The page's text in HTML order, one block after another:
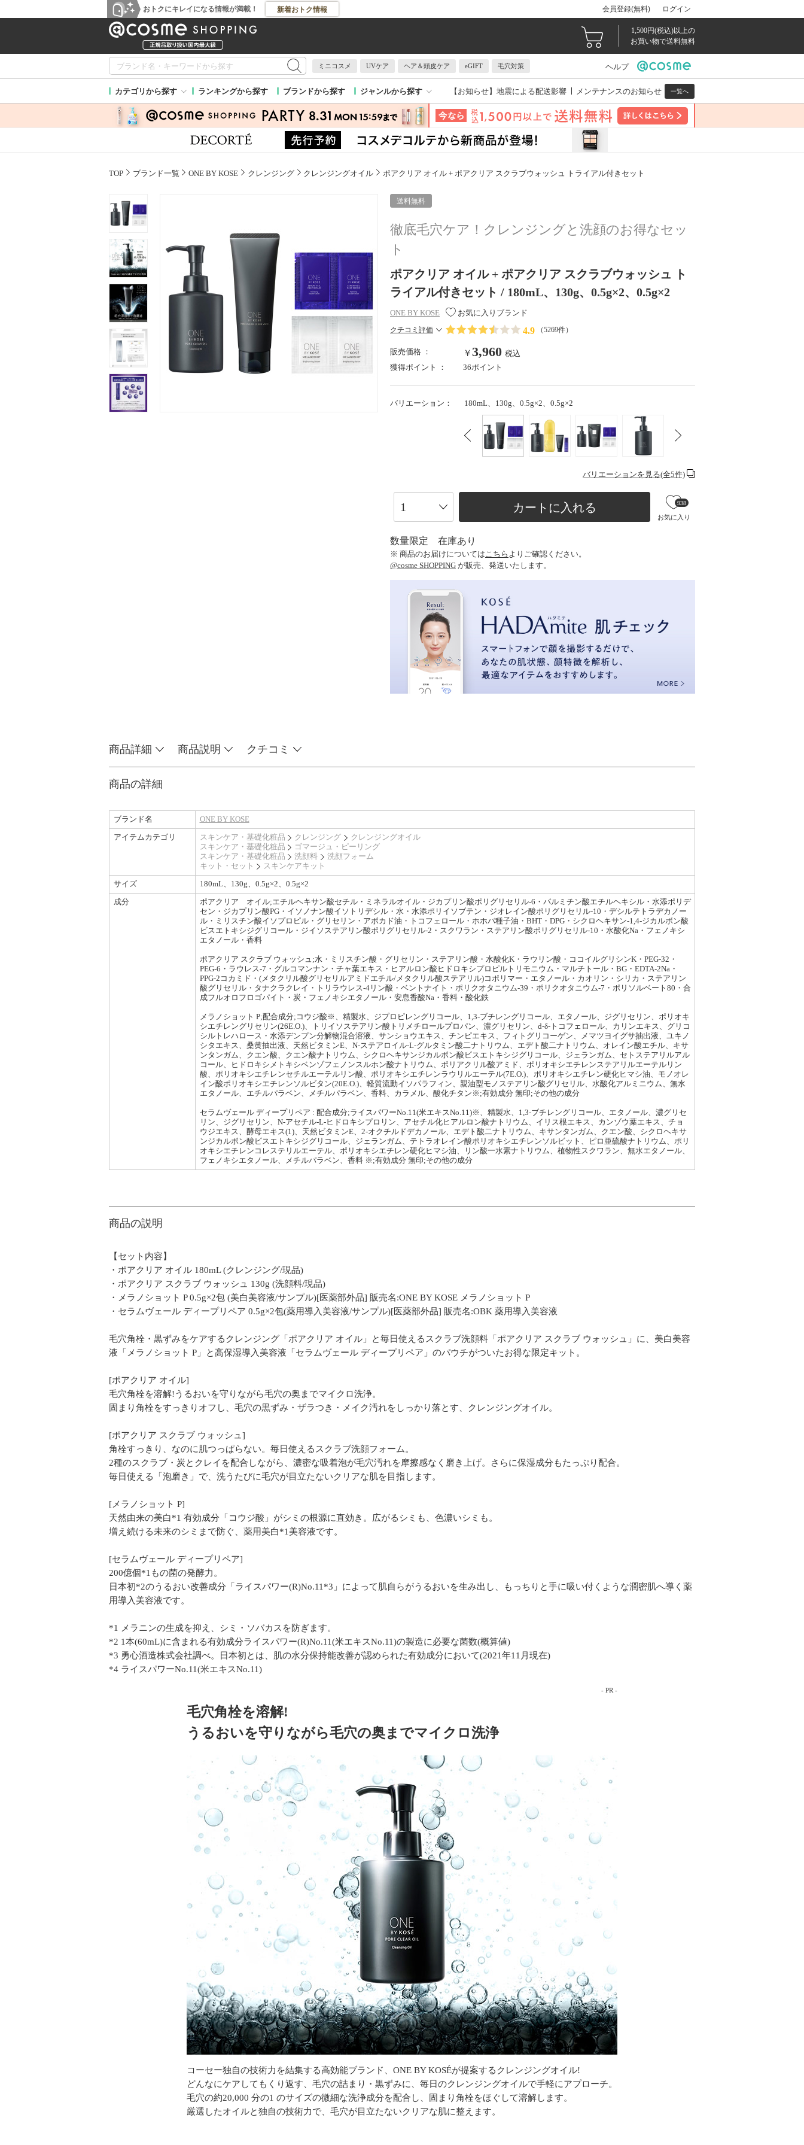
おトクにキレイになる情報が満載！ 新着おトク情報 会員登録(無料) ログイン
1,500円(税込)以上の
お買い物で送料無料
ミニコスメ UVケア ヘア＆頭皮ケア eGIFT 毛穴対策 ヘルプ
カテゴリから探す ランキングから探す ブランドから探す ジャンルから探す 【お知らせ】 地震による配送影響 メンテナンスのお知らせ 一覧へ
TOP ブランド一覧 ONE BY KOSE クレンジング クレンジングオイル ポアクリア オイル + ポアクリア スクラブウォッシュ トライアル付きセット
送料無料
徹底毛穴ケア！クレンジングと洗顔のお得なセッ
ト
ポアクリア オイル + ポアクリア スクラブウォッシュ ト
ライアル付きセット / 180mL、130g、0.5g×2、0.5g×2
ONE BY KOSE お気に入りブランド
クチコミ評価 4.9 （5269件）
販売価格 ： ￥3,960 税込
獲得ポイント ：
36ポイント
バリエーション： 180mL、130g、0.5g×2、0.5g×2
バリエーションを見る(全5件)
カートに入れる
お気に入り
938
数量限定 在庫あり
※ 商品のお届けについては こちら よりご確認ください。
@cosme SHOPPING が販売、発送いたします。
商品詳細 商品説明 クチコミ
商品の詳細
ブランド名
ONE BY KOSE
アイテムカテゴリ
スキンケア・基礎化粧品 クレンジング
クレンジングオイル
スキンケア・基礎化粧品
ゴマージュ・ピーリング
スキンケア・基礎化粧品
洗顔料
洗顔フォーム
キット・セット
スキンケアキット
サイズ
180mL、130g、0.5g×2、0.5g×2
成分
ポアクリア オイル;エチルヘキサン酸セチル・ミネラルオイル・ジカプリン酸ポリグリセリル-6・パルミチン酸エチルヘキシル・水添ポリデ
セン・ジカプリン酸PG・イソノナン酸イソトリデシル・水・水添ポリイソブテン・ジオレイン酸ポリグリセリル-10・デシルテトラデカノー
ル・ミリスチン酸イソプロピル・グリセリン・アボカド油・トコフェロール・ホホバ種子油・BHT・DPG・シクロヘキサン-1,4-ジカルボン酸
ビスエトキシジグリコール・ジイソステアリン酸ポリグリセリル-2・スクワラン・ステアリン酸ポリグリセリル-10・水酸化Na・フェノキシ
エタノール・香料
ポアクリア スクラブ ウォッシュ;水・ミリスチン酸・グリセリン・ステアリン酸・水酸化K・ラウリン酸・ココイルグリシンK・PEG-32・
PEG-6・ラウレス-7・グルコマンナン・チャ葉エキス・ヒアルロン酸ヒドロキシプロピルトリモニウム・マルチトール・BG・EDTA-2Na・
PPG-2コカミド・(メタクリル酸グリセリルアミドエチル/メタクリル酸ステアリル)コポリマー・エタノール・カオリン・シリカ・ステアリン
酸グリセリル・タナクラクレイ・トリラウレス-4リン酸・ベントナイト・ポリクオタニウム-39・ポリクオタニウム-7・ポリソルベート80・合
成フルオロフロゴパイト・炭・フェノキシエタノール・安息香酸Na・香料・酸化鉄
メラノショット P;配合成分;コウジ酸※、精製水、ジプロピレングリコール、1,3-ブチレングリコール、エタノール、ジグリセリン、ポリオキ
シエチレングリセリン(26E.O.)、トリイソステアリン酸トリメチロールプロパン、濃グリセリン、d-δ-トコフェロール、カリンエキス、グリコ
シルトレハロース・水添デンプン分解物混合溶液、サンショウエキス、チンピエキス、フィトグリコーゲン、メマツヨイグサ抽出液、ユキノ
シタエキス、桑黄抽出液、天然ビタミンE、N-ステアロイル-L-グルタミン酸二ナトリウム、エデト酸二ナトリウム、オレイン酸エチル、キサ
ンタンガム、クエン酸、クエン酸ナトリウム、シクロヘキサンジカルボン酸ビスエトキシジグリコール、ジェランガム、セトステアリルアル
コール、ヒドロキシメトキシベンゾフェノンスルホン酸ナトリウム、ポリアクリル酸アミド、ポリオキシエチレンステアリルエーテルリン
酸、ポリオキシエチレンセチルエーテルリン酸、ポリオキシエチレンラウリルエーテル(7E.O.)、ポリオキシエチレン硬化ヒマシ油、モノオレ
イン酸ポリオキシエチレンソルビタン(20E.O.)、軽質流動イソパラフィン、親油型モノステアリン酸グリセリル、水酸化アルミニウム、無水
エタノール、エチルパラベン、メチルパラベン、香料、カラメル、酸化チタン※;有効成分 無印;その他の成分
セラムヴェール ディープリペア : 配合成分;ライスパワーNo.11(米エキスNo.11)※、精製水、1,3-ブチレングリコール、エタノール、濃グリセ
リン、ジグリセリン、N-アセチル-L-ヒドロキシプロリン、アセチル化ヒアルロン酸ナトリウム、イリス根エキス、カンゾウ葉エキス、チョ
ウジエキス、酵母エキス(1)、天然ビタミンE、2-オクチルドデカノール、エデト酸二ナトリウム、キサンタンガム、クエン酸、シクロヘキサ
ンジカルボン酸ビスエトキシジグリコール、ジェランガム、テトラオレイン酸ポリオキシエチレンソルビット、ピロ亜硫酸ナトリウム、ポリ
オキシエチレンコレステリルエーテル、ポリオキシエチレン硬化ヒマシ油、リン酸一水素ナトリウム、植物性スクワラン、無水エタノール、
フェノキシエタノール、メチルパラベン、香料 ※;有効成分 無印;その他の成分
商品の説明
【セット内容】
・ポアクリア オイル 180mL (クレンジング/現品)
・ポアクリア スクラブ ウォッシュ 130g (洗顔料/現品)
・メラノショット P 0.5g×2包 (美白美容液/サンプル)[医薬部外品] 販売名:ONE BY KOSE メラノショット P
・セラムヴェール ディープリペア 0.5g×2包(薬用導入美容液/サンプル)[医薬部外品] 販売名:OBK 薬用導入美容液
毛穴角栓・黒ずみをケアするクレンジング「ポアクリア オイル」と毎日使えるスクラブ洗顔料「ポアクリア スクラブ ウォッシュ」に、美白美容
液「メラノショット P」と高保湿導入美容液「セラムヴェール ディープリペア」のパウチがついたお得な限定キット。
[ポアクリア オイル]
毛穴角栓を溶解!うるおいを守りながら毛穴の奥までマイクロ洗浄。
固まり角栓をすっきりオフし、毛穴の黒ずみ・ザラつき・メイク汚れをしっかり落とす、クレンジングオイル。
[ポアクリア スクラブ ウォッシュ]
角栓すっきり、なのに肌つっぱらない。毎日使えるスクラブ洗顔フォーム。
2種のスクラブ・炭とクレイを配合しながら、濃密な吸着泡が毛穴汚れを摩擦感なく磨き上げ。さらに保湿成分もたっぷり配合。
毎日使える「泡磨き」で、洗うたびに毛穴が目立たないクリアな肌を目指します。
[メラノショット P]
天然由来の美白*1 有効成分「コウジ酸」がシミの根源に直効き。広がるシミも、色濃いシミも。
増え続ける未来のシミまで防ぐ、薬用美白*1美容液です。
[セラムヴェール ディープリペア]
200億個*1もの菌の発酵力。
日本初*2のうるおい改善成分「ライスパワー(R)No.11*3」によって肌自らがうるおいを生み出し、もっちりと手に吸い付くような潤密肌へ導く薬
用導入美容液です。
*1 メラニンの生成を抑え、シミ・ソバカスを防ぎます。
*2 1本(60mL)に含まれる有効成分ライスパワー(R)No.11(米エキスNo.11)の製造に必要な菌数(概算値)
*3 勇心酒造株式会社調べ。日本初とは、肌の水分保持能改善が認められた有効成分において(2021年11月現在)
*4 ライスパワーNo.11(米エキスNo.11)
- PR -
毛穴角栓を溶解!
うるおいを守りながら毛穴の奥までマイクロ洗浄
コーセー独自の技術力を結集する高効能ブランド、ONE BY KOSÉが提案するクレンジングオイル!
どんなにケアしてもくり返す、毛穴の詰まり・黒ずみに、毎日のクレンジングオイルで手軽にアプローチ。
毛穴の約20,000 分の1 のサイズの微細な洗浄成分を配合し、固まり角栓をほぐして溶解します。
厳選したオイルと独自の技術力で、毛穴が目立たないクリアな肌に整えます。